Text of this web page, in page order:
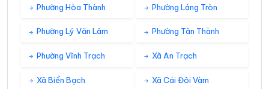
Phường Hòa Thành Phường Láng Tròn
Phường Lý Văn Lâm Phường Tân Thành
Phường Vĩnh Trạch Xã An Trạch
Xã Biển Bạch Xã Cái Đôi Vàm